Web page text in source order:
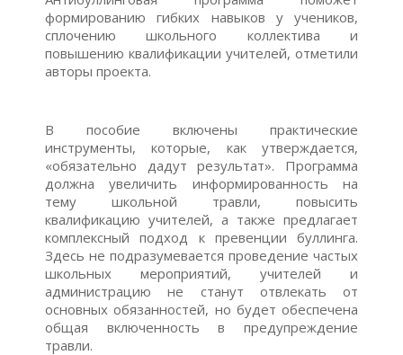
формированию гибких навыков у учеников,
сплочению школьного коллектива и
повышению квалификации учителей, отметили
авторы проекта.
В пособие включены практические
инструменты, которые, как утверждается,
«обязательно дадут результат». Программа
должна увеличить информированность на
тему школьной травли, повысить
квалификацию учителей, а также предлагает
комплексный подход к превенции буллинга.
Здесь не подразумевается проведение частых
школьных мероприятий, учителей и
администрацию не станут отвлекать от
основных обязанностей, но будет обеспечена
общая включенность в предупреждение
травли.